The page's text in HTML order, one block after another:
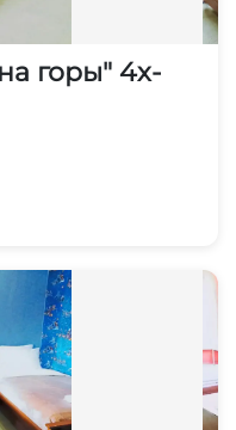
горы" 4х-